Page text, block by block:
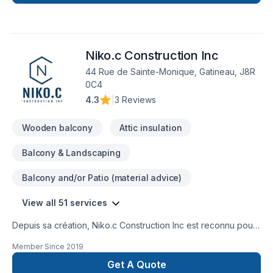
Niko.c Construction Inc
44 Rue de Sainte-Monique, Gatineau, J8R
0C4
4.3
3 Reviews
Wooden balcony Attic insulation
Balcony & Landscaping
Balcony and/or Patio (material advice)
View all 51 services
Depuis sa création, Niko.c Construction Inc est reconnu pour
sinistre, Balcon de bois, Charpentier, Commercial, Cuisine,
Démolition, Entretien commercial, Excavation, Fissures,
Member Since 2019
Get A Quote